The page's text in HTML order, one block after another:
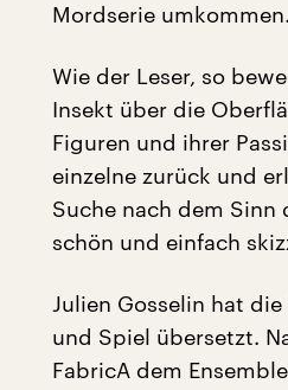
Mordserie umkommen.
Wie der Leser, so
Insekt über die
Figuren und ihrer
einzelne zurück und
Suche nach dem Sinn
schön und einfach
Julien Gosselin hat
und Spiel übersetzt.
FabricA dem